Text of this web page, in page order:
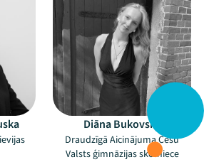
Diāna Bukovska
Draudzīgā Aicinājuma Cēsu
Valsts ģimnāzijas skolniece